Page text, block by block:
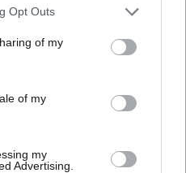
uses one or more Google
behaviour. You may click to
and its third-party tags to
purposes in below Google
Opt Outs
of my
of my
my
Advertising.
βρέθηκε στη συνέχεια